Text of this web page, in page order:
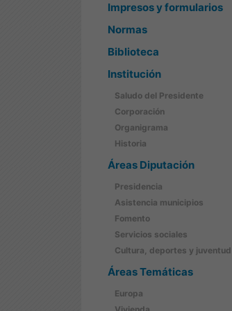
Impresos y formularios
Normas
Biblioteca
Institución
Saludo del Presidente
Corporación
Organigrama
Historia
Áreas Diputación
Presidencia
Asistencia municipios
Fomento
Servicios sociales
Cultura, deportes y juventud
Áreas Temáticas
Europa